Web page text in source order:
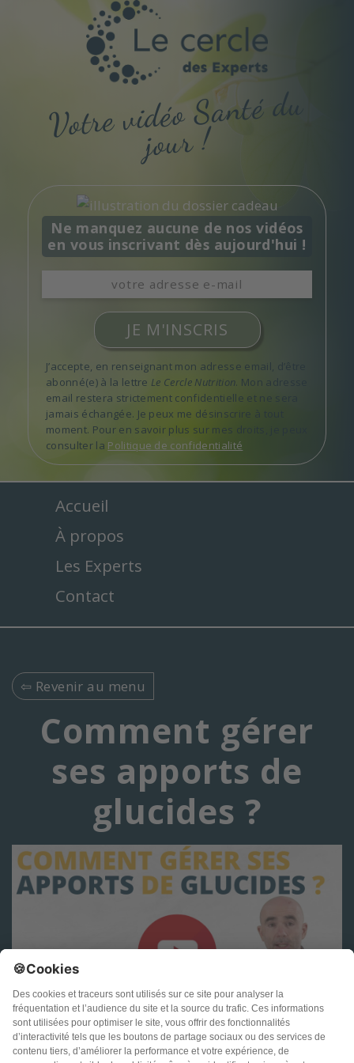
Votre vidéo
Santé du
jour !
Ne manquez aucune de nos vidéos
en vous inscrivant dès aujourd'hui !
JE M'INSCRIS
J’accepte, en renseignant mon adresse email, d’être
abonné(e) à la lettre Le Cercle Nutrition. Mon adresse
email restera strictement confidentielle et ne sera
jamais échangée. Je peux me désinscrire à tout
moment. Pour en savoir plus sur mes droits, je peux
consulter la Politique de confidentialité
Accueil
À propos
Les Experts
Contact
⇦ Revenir au menu
Comment gérer
ses apports de
glucides ?